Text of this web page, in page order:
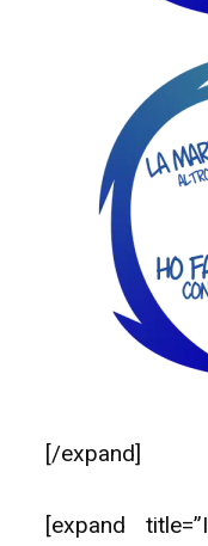
[/expand]
[expand